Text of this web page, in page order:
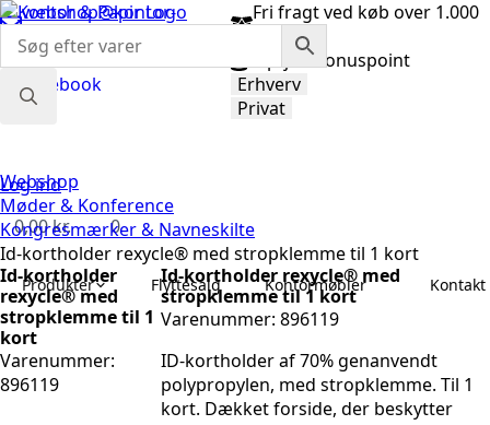
webshop@kontor-
papir.dk
98 92 33 33
Facebook
Fri fragt ved køb over 1.000
Optjen bonuspoint
Erhverv
Privat
Log ind
0,00kr. 0
Produkter Flyttesalg Kontormøbler
Webshop
Møder & Konference
Kongresmærker & Navneskilte
Id-kortholder rexycle® med stropklemme til 1 kort
Id-kortholder
rexycle® med
stropklemme til 1
kort
Varenummer:
896119
Id-kortholder rexycle® med
stropklemme til 1 kort
Varenummer: 896119
ID-kortholder af 70% genanvendt
polypropylen, med stropklemme. Til 1
kort. Dækket forside, der beskytter